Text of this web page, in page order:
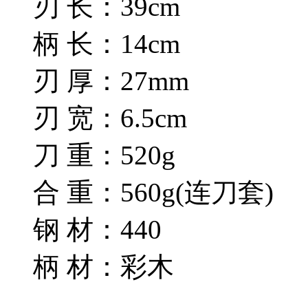
刃 长：39cm
柄 长：14cm
刃 厚：27mm
刃 宽：6.5cm
刀 重：520g
合 重：560g(连刀套)
钢 材：440
柄 材：彩木